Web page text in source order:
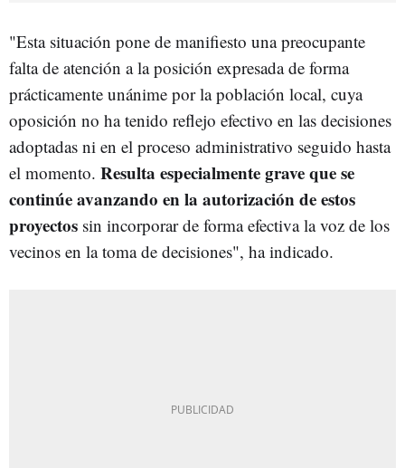
"Esta situación pone de manifiesto una preocupante
falta de atención a la posición expresada de forma
prácticamente unánime por la población local, cuya
oposición no ha tenido reflejo efectivo en las decisiones
adoptadas ni en el proceso administrativo seguido hasta
el momento. Resulta especialmente grave que se
continúe avanzando en la autorización de estos
proyectos sin incorporar de forma efectiva la voz de los
vecinos en la toma de decisiones", ha indicado.